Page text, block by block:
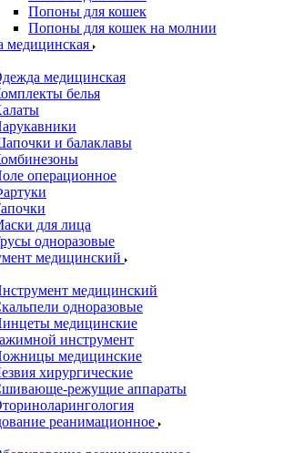
Попоны для кошек
Попоны для кошек на молнии
медицинская
медицинская
белья
и балаклавы
операционное
для лица
одноразовые
медицинский
медицинский
одноразовые
медицинские
инструмент
медицинские
хирургические
режущие аппараты
реанимационное